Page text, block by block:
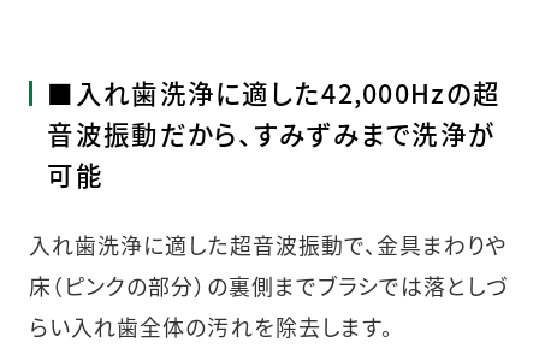
■入れ歯洗浄に適した42,000Hzの超
音波振動だから、すみずみまで洗浄が
可能
入れ歯洗浄に適した超音波振動で、金具まわりや
床（ピンクの部分）の裏側までブラシでは落としづ
らい入れ歯全体の汚れを除去します。